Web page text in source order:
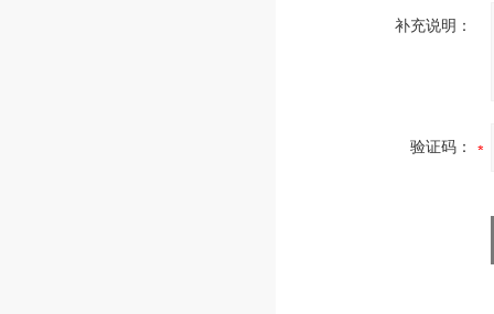
补充说明：
验证码：